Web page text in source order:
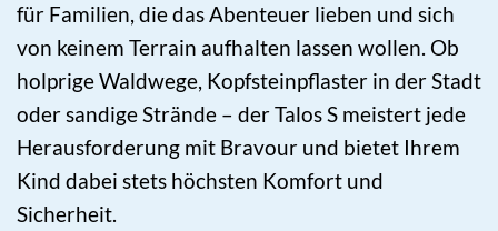
für Familien, die das Abenteuer lieben und sich
von keinem Terrain aufhalten lassen wollen. Ob
holprige Waldwege, Kopfsteinpflaster in der Stadt
oder sandige Strände – der Talos S meistert jede
Herausforderung mit Bravour und bietet Ihrem
Kind dabei stets höchsten Komfort und
Sicherheit.